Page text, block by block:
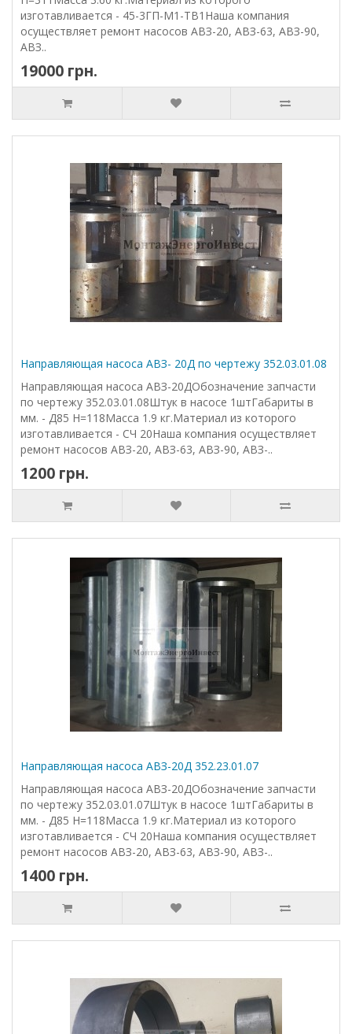
изготавливается - 45-3ГП-М1-ТВ1Наша компания
осуществляет ремонт насосов АВЗ-20, АВЗ-63, АВЗ-90,
АВЗ..
19000 грн.
Направляющая насоса АВЗ- 20Д по чертежу 352.03.01.08
Направляющая насоса АВЗ-20ДОбозначение запчасти
по чертежу 352.03.01.08Штук в насосе 1штГабариты в
мм. - Д85 Н=118Масса 1.9 кг.Материал из которого
изготавливается - СЧ 20Наша компания осуществляет
ремонт насосов АВЗ-20, АВЗ-63, АВЗ-90, АВЗ-..
1200 грн.
Направляющая насоса АВЗ-20Д 352.23.01.07
Направляющая насоса АВЗ-20ДОбозначение запчасти
по чертежу 352.03.01.07Штук в насосе 1штГабариты в
мм. - Д85 Н=118Масса 1.9 кг.Материал из которого
изготавливается - СЧ 20Наша компания осуществляет
ремонт насосов АВЗ-20, АВЗ-63, АВЗ-90, АВЗ-..
1400 грн.